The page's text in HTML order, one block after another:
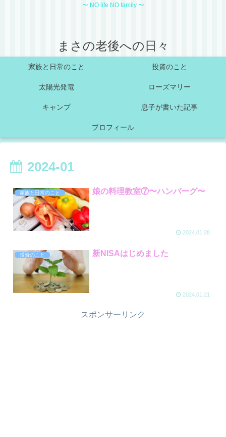
〜 NO life NO family 〜
まさの老後への日々
家族と日常のこと 投資のこと
太陽光発電 ローズマリー
キャンプ 息子が書いた記事
プロフィール
2024-01
家族と日常のこと 娘の料理教室⑦〜ハンバーグ〜
2024.01.28
投資のこと 新NISAはじめました
2024.01.21
スポンサーリンク